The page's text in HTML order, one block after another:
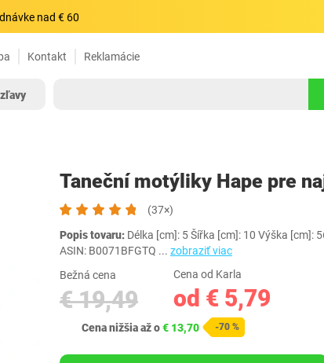
nad € 60
Kontakt Reklamácie
Taneční motýliky Hape pre
(37×)
Popis tovaru: Délka [cm]: 5 Šířka [cm]: 10 Výška [cm]:
ASIN: B0071BFGTQ ... zobraziť viac
Bežná cena
€ 19,49
Cena od Karla
od € 5,79
Cena nižšia až o€ 13,70 -70 %